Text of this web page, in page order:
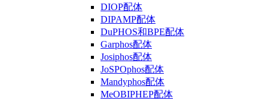
DIOP配体
DIPAMP配体
DuPHOS和BPE配体
Garphos配体
Josiphos配体
JoSPOphos配体
Mandyphos配体
MeOBIPHEP配体